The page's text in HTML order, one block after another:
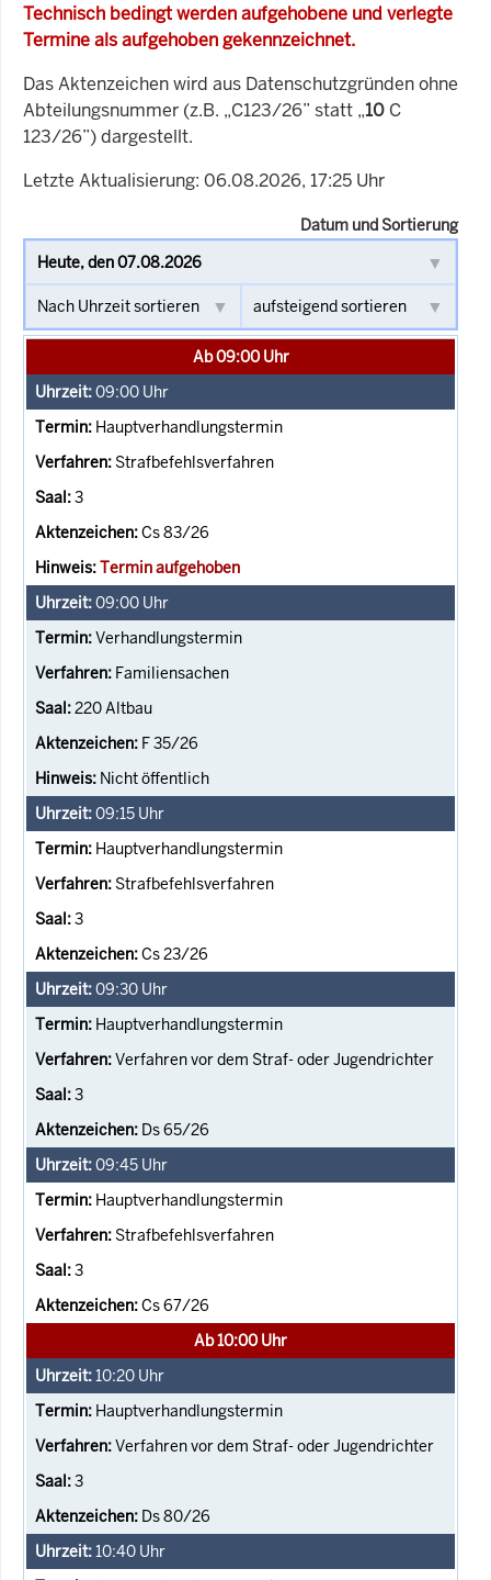
Technisch bedingt werden aufgehobene und verlegte
Termine als aufgehoben gekennzeichnet.
Das Aktenzeichen wird aus Datenschutzgründen ohne
Abteilungsnummer (z.B. „C123/26” statt „10 C
123/26”) dargestellt.
Letzte Aktualisierung: 06.08.2026, 17:25 Uhr
Datum und Sortierung
Ab 09:00 Uhr
09:00 Uhr
Hauptverhandlungstermin
Strafbefehlsverfahren
3
Cs 83/26
Termin aufgehoben
09:00 Uhr
Verhandlungstermin
Familiensachen
220 Altbau
F 35/26
Nicht öffentlich
09:15 Uhr
Hauptverhandlungstermin
Strafbefehlsverfahren
3
Cs 23/26
09:30 Uhr
Hauptverhandlungstermin
Verfahren vor dem Straf- oder Jugendrichter
3
Ds 65/26
09:45 Uhr
Hauptverhandlungstermin
Strafbefehlsverfahren
3
Cs 67/26
Ab 10:00 Uhr
10:20 Uhr
Hauptverhandlungstermin
Verfahren vor dem Straf- oder Jugendrichter
3
Ds 80/26
10:40 Uhr